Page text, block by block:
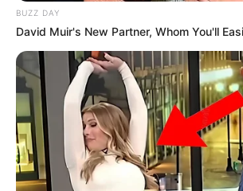
dengan LHA KRI Nusantara.
tukang pasang ranjau 16/11/
asal jangan jadi maharajalela
Eagle 15/11/2024
BUZZ DAY
David Muir's New Partner, Whom You'll